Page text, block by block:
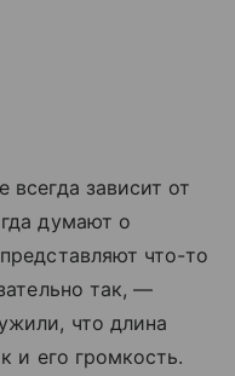
зависит от
думают о
что-то
так, —
что длина
и его громкость.